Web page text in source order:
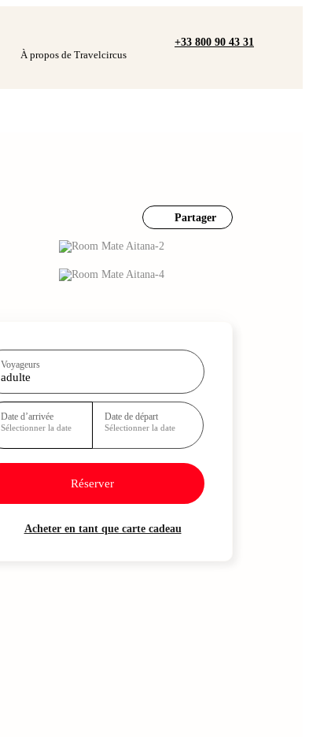
À propos de Travelcircus
+33 800 90 43 31
Partager
Voyageurs
adulte
Date d’arrivée
Sélectionner la date
Date de départ
Sélectionner la date
Réserver
Acheter en tant que carte cadeau